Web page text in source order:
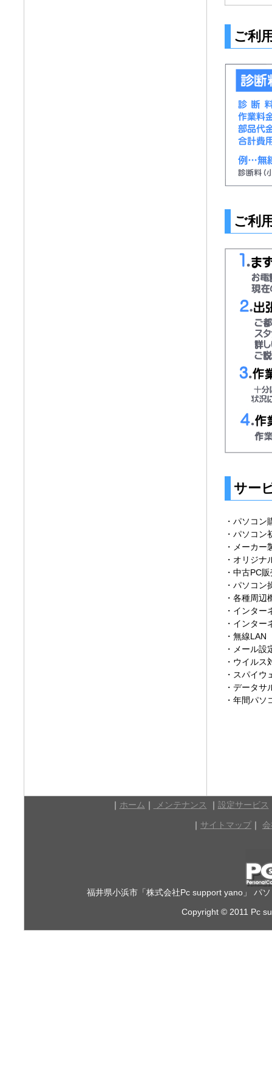
ご利
ご利
サー
・パソコン
・パソコン
・メーカー
・オリジナ
・中古PC
・パソコン
・各種周辺
・インター
・インター
・無線LAN
・メール設
・ウイルス
・スパイウ
・データサ
・年間パソ
ホーム メンテナンス 設定サービス
サイトマップ
福井県小浜市「株式会社Pc support yano」 パ
Copyright © 2011 Pc